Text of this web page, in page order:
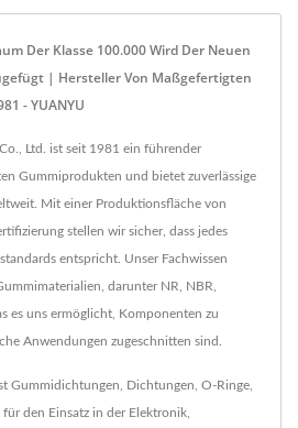
Der Klasse 100.000 Wird Der Neuen
| Hersteller Von Maßgefertigten
- YUANYU
Ltd. ist seit 1981 ein führender
Gummiprodukten und bietet zuverlässige
Mit einer Produktionsfläche von
stellen wir sicher, dass jedes
entspricht. Unser Fachwissen
darunter NR, NBR,
es uns ermöglicht, Komponenten zu
Anwendungen zugeschnitten sind.
Gummidichtungen, Dichtungen, O-Ringe,
den Einsatz in der Elektronik,